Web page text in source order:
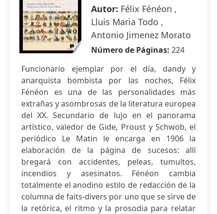
Autor: Félix Fénéon ,
Lluis Maria Todo ,
Antonio Jimenez Morato
Número de Páginas: 224
Funcionario ejemplar por el día, dandy y
anarquista bombista por las noches, Félix
Fénéon es una de las personalidades más
extrañas y asombrosas de la literatura europea
del XX. Secundario de lujo en el panorama
artístico, valedor de Gide, Proust y Schwob, el
periódico Le Matin le encarga en 1906 la
elaboración de la página de sucesos: allí
bregará con accidentes, peleas, tumultos,
incendios y asesinatos. Fénéon cambia
totalmente el anodino estilo de redacción de la
columna de faits-divers por uno que se sirve de
la retórica, el ritmo y la prosodia para relatar